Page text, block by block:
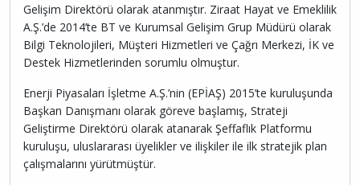
Gelişim Direktörü olarak atanmıştır. Ziraat Hayat ve Emeklilik
A.Ş.’de 2014’te BT ve Kurumsal Gelişim Grup Müdürü olarak
Bilgi Teknolojileri, Müşteri Hizmetleri ve Çağrı Merkezi, İK ve
Destek Hizmetlerinden sorumlu olmuştur.
Enerji Piyasaları İşletme A.Ş.’nin (EPİAŞ) 2015’te kuruluşunda
Başkan Danışmanı olarak göreve başlamış, Strateji
Geliştirme Direktörü olarak atanarak Şeffaflık Platformu
kuruluşu, uluslararası üyelikler ve ilişkiler ile ilk stratejik plan
çalışmalarını yürütmüştür.